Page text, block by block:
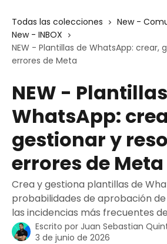
Todas las colecciones
New -
New - INBOX
NEW - Plantillas de WhatsApp: crear,
errores de Meta
NEW -
WhatsApp:
gestionar y
errores de Meta
Crea y gestiona plantillas de
probabilidades de aprobación
las incidencias más frecuentes
Escrito por Juan Sebastian
3 de junio de 2026